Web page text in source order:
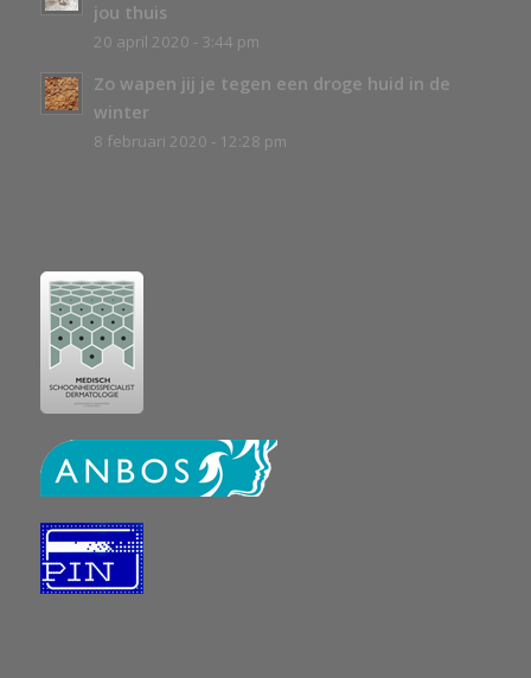
jou thuis
20 april 2020 - 3:44 pm
Zo wapen jij je tegen een droge huid in de
winter
8 februari 2020 - 12:28 pm